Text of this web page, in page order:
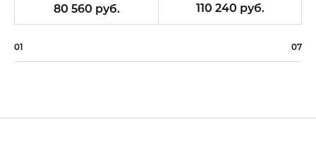
80 560 руб. 110 240 руб.
01 07